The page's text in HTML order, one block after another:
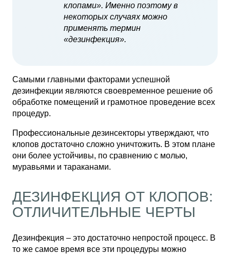
клопами». Именно поэтому в
некоторых случаях можно
применять термин
«дезинфекция».
Самыми главными факторами успешной
дезинфекции являются своевременное решение об
обработке помещений и грамотное проведение всех
процедур.
Профессиональные дезинсекторы утверждают, что
клопов достаточно сложно уничтожить. В этом плане
они более устойчивы, по сравнению с молью,
муравьями и тараканами.
ДЕЗИНФЕКЦИЯ ОТ КЛОПОВ:
ОТЛИЧИТЕЛЬНЫЕ ЧЕРТЫ
Дезинфекция – это достаточно непростой процесс. В
то же самое время все эти процедуры можно